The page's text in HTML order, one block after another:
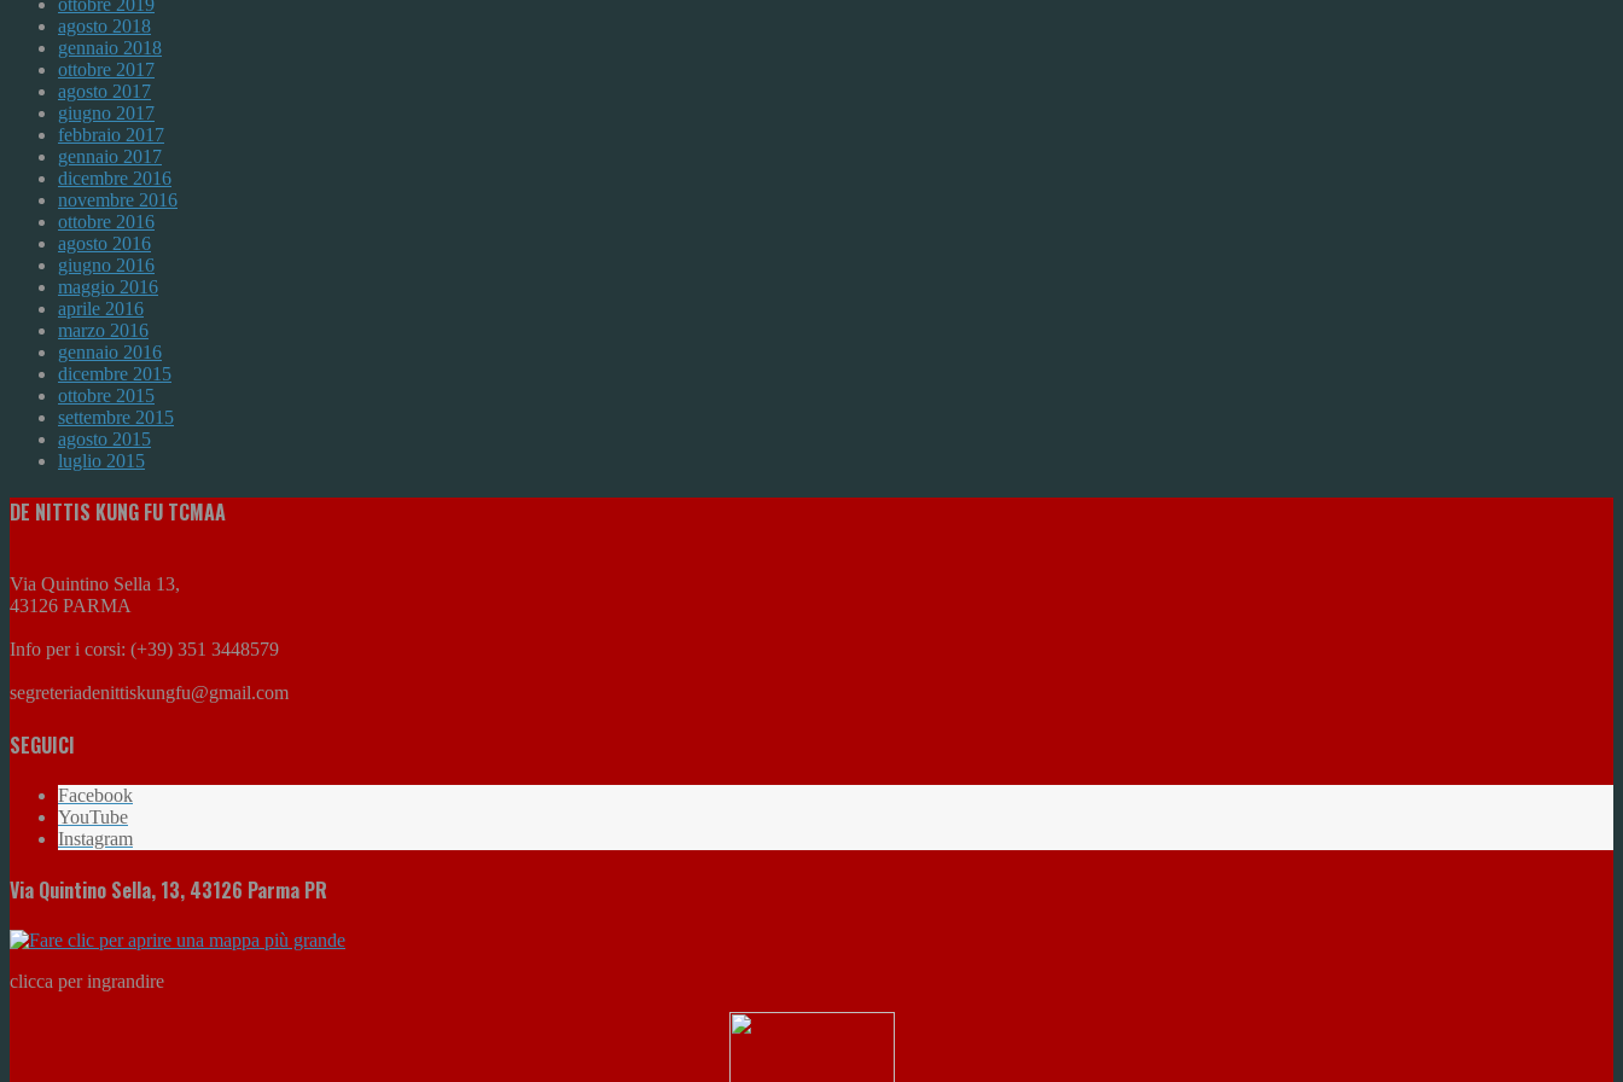
agosto 2018
gennaio 2018
ottobre 2017
agosto 2017
giugno 2017
febbraio 2017
gennaio 2017
dicembre 2016
novembre 2016
ottobre 2016
agosto 2016
giugno 2016
maggio 2016
aprile 2016
marzo 2016
gennaio 2016
dicembre 2015
ottobre 2015
settembre 2015
agosto 2015
luglio 2015
DE NITTIS KUNG FU TCMAA
Via Quintino Sella 13,
43126 PARMA
Info per i corsi: (+39) 351 3448579
segreteriadenittiskungfu@gmail.com
SEGUICI
Facebook
YouTube
Instagram
Via Quintino Sella, 13, 43126 Parma PR
clicca per ingrandire